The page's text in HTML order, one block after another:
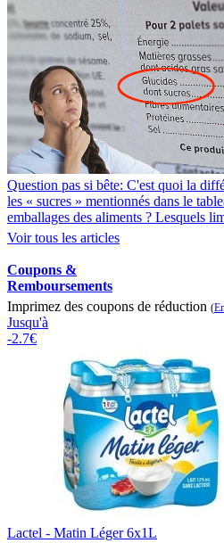
Question pas si bête: C'est quoi la
les « sucres » mentionnés dans le
emballages des aliments ? Lesquels
Voir tous les articles
Coupons &
Remboursements
Imprimez des coupons de réduction (
Jusqu'à
-2.7€
Lactel - Matin Léger 6x1L